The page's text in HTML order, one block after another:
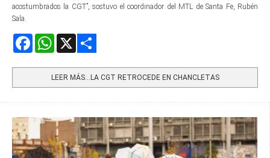
acostumbrados la CGT”, sostuvo el coordinador del MTL de Santa Fe, Rubén
Sala.
FacebookWhatsApp
LEER MÁS…LA CGT RETROCEDE EN CHANCLETAS